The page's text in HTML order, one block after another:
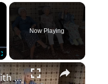
×
Fullscreen
Now Playing
×
Three sisters with combined age of 316 discuss the secrets to life